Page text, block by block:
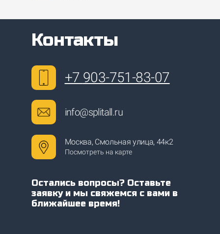
Москва, Смольная улица, 44к2
+7 903-751-83-07
info@splitall.ru
Контакты
Остались вопросы? Оставьте
заявку и мы свяжемся с вами в
ближайшее время!
Посмотреть на карте